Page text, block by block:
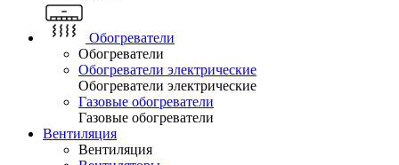
Обогреватели
Обогреватели
Обогреватели электрические
Обогреватели электрические
Газовые обогреватели
Газовые обогреватели
Вентиляция
Вентиляция